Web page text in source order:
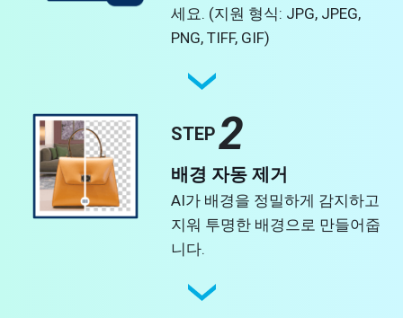
세요. (지원 형식: JPG, JPEG,
PNG, TIFF, GIF)
STEP2
배경 자동 제거
AI가 배경을 정밀하게 감지하고
지워 투명한 배경으로 만들어줍
니다.